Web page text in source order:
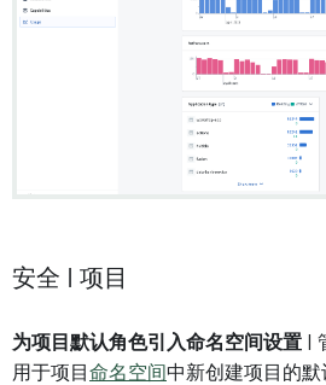
安全 | 项目
为项目默认角色引入命名空间设置 |
用于项目 命名空间 中新创建项目的